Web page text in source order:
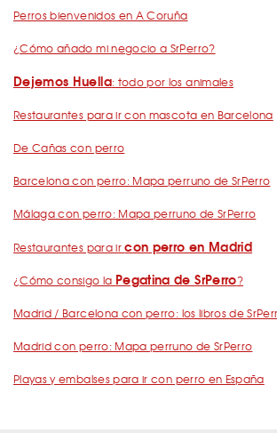
Perros bienvenidos en A Coruña
¿Cómo añado mi negocio a SrPerro?
Dejemos Huella: todo por los animales
Restaurantes para ir con mascota en Barcelona
De Cañas con perro
Barcelona con perro: Mapa perruno de SrPerro
Málaga con perro: Mapa perruno de SrPerro
Restaurantes para ircon perro en Madrid
¿Cómo consigo la Pegatina de SrPerro?
Madrid / Barcelona con perro: los libros de
Madrid con perro: Mapa perruno de SrPerro
Playas y embalses para ir con perro en España